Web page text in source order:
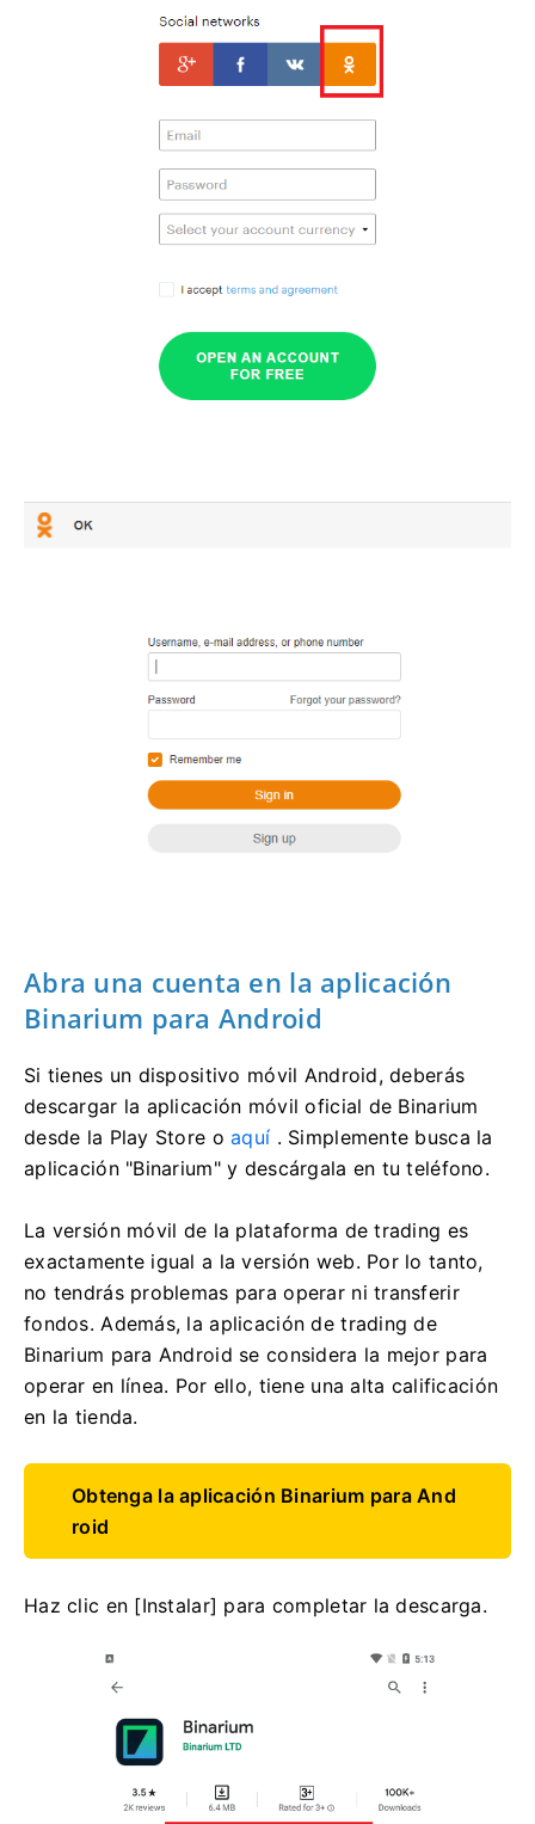
Abra una cuenta en la aplicación
Binarium para Android
Si tienes un dispositivo móvil Android, deberás
descargar la aplicación móvil oficial de Binarium
desde la Play Store oaquí . Simplemente busca la
aplicación "Binarium" y descárgala en tu teléfono.
La versión móvil de la plataforma de trading es
exactamente igual a la versión web. Por lo tanto,
no tendrás problemas para operar ni transferir
fondos. Además, la aplicación de trading de
Binarium para Android se considera la mejor para
operar en línea. Por ello, tiene una alta calificación
en la tienda.
Obtenga la aplicación Binarium para And
roid
Haz clic en [Instalar] para completar la descarga.